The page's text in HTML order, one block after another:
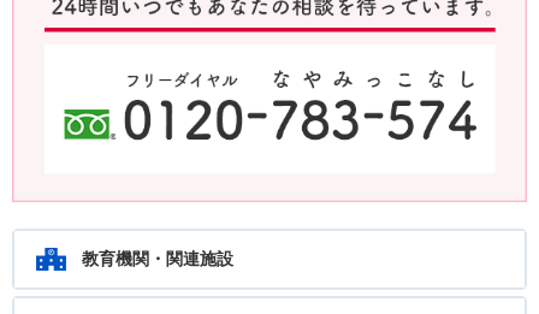
ます。フリーダイヤル：0120-783-574
教育機関・関連施設